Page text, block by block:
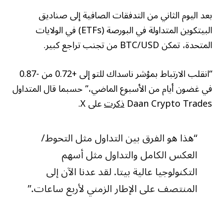
بعد اليوم الثاني من التدفقات الصافية إلى صناديق
البيتكوين المتداولة في البورصة (ETFs) في الولايات
المتحدة، تمكن BTC/USD من تجنب تراجع كبير.
“انقلب الارتباط بمؤشر ناسداك للتو إلى +0.72 من -0.87
في غضون أيام من الأسبوع الماضي،” حسبما قال المتداول
Daan Crypto Tradesذكرتعلى X.
“هذا هو الفرق بين التداول مثل التحوط/
العكس الكامل والتداول مثل أسهم
التكنولوجيا عالية بيتا. لقد عدنا الآن إلى
المنتصف على الإطار الزمني لأربع ساعات.”